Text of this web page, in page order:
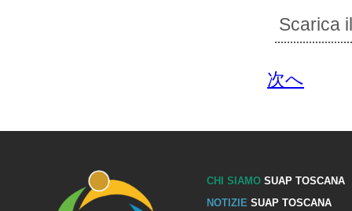
Scarica
次へ
CHI SIAMOSUAP TOSCANA
NOTIZIE SUAP TOSCANA